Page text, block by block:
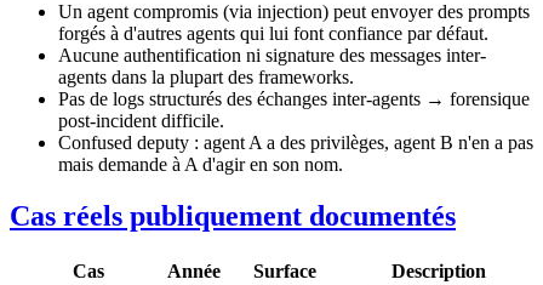
Un agent compromis (via injection) peut envoyer des prompts
forgés à d'autres agents qui lui font confiance par défaut.
Aucune authentification ni signature des messages inter-
agents dans la plupart des frameworks.
Pas de logs structurés des échanges inter-agents → forensique
post-incident difficile.
Confused deputy : agent A a des privilèges, agent B n'en a pas
mais demande à A d'agir en son nom.
Cas réels publiquement documentés
Cas Année Surface
Description